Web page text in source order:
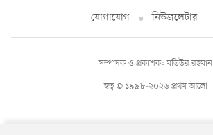
যোগাযোগ
নিউজলেটার
স্বত্ব © ১৯৯৮-২০২৬ প্রথম আলো
সম্পাদক ও প্রকাশক: মতিউর রহমান